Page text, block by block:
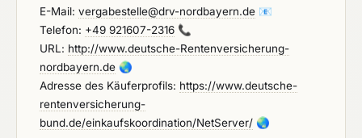
E-Mail: vergabestelle@drv-nordbayern.de 📧
Telefon: +49 921607-2316 📞
URL: http://www.deutsche-Rentenversicherung-
nordbayern.de 🌏
Adresse des Käuferprofils: https://www.deutsche-
rentenversicherung-
bund.de/einkaufskoordination/NetServer/ 🌏